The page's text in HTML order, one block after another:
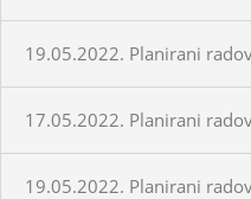
19.05.2022. Planirani
17.05.2022. Planirani
19.05.2022. Planirani